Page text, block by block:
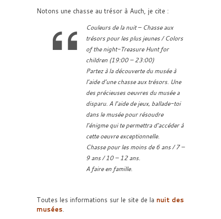
Notons une chasse au trésor à Auch, je cite :
Couleurs de la nuit – Chasse aux
trésors pour les plus jeunes / Colors
of the night-Treasure Hunt for
children (19:00 – 23:00)
Partez à la découverte du musée à
l’aide d’une chasse aux trésors. Une
des précieuses oeuvres du musée a
disparu. A l’aide de jeux, ballade-toi
dans le musée pour résoudre
l’énigme qui te permettra d’accéder à
cette oeuvre exceptionnelle.
Chasse pour les moins de 6 ans / 7 –
9 ans / 10 – 12 ans.
A faire en famille.
Toutes les informations sur le site de la nuit des
musées